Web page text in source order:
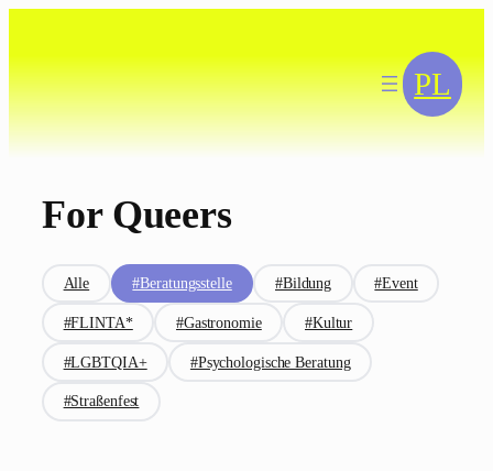
springen
PL
For Queers
Alle #Beratungsstelle #Bildung #Event
#FLINTA* #Gastronomie #Kultur
#LGBTQIA+ #Psychologische Beratung
#Straßenfest